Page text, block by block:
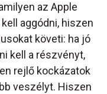
az Apple
aggódni, hiszen
követi: ha jó
kell a részvényt,
rejlő kockázatok
veszélyt. Hiszen